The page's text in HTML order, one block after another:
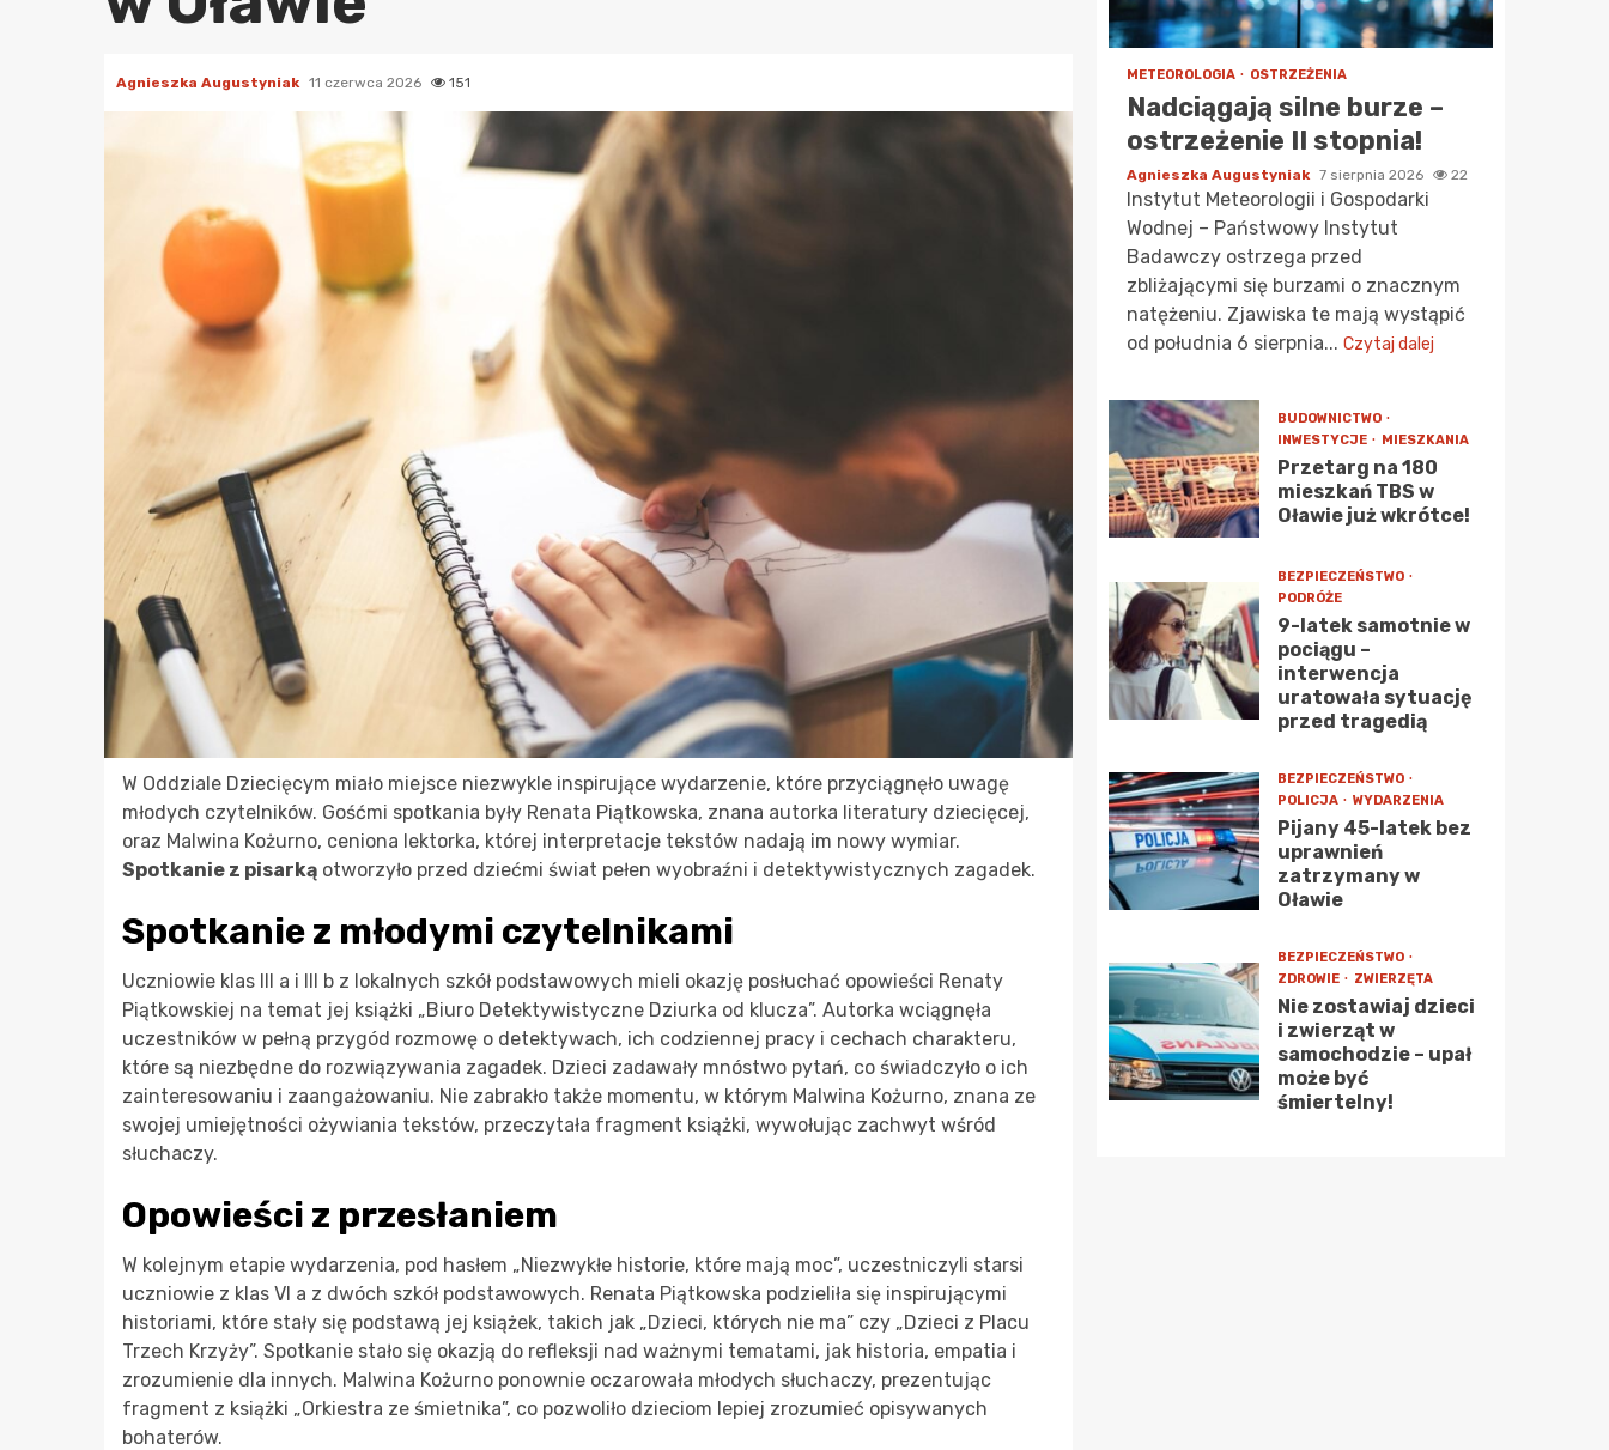
Agnieszka Augustyniak 11 czerwca 2026 151
W Oddziale Dziecięcym miało miejsce niezwykle inspirujące wydarzenie, które przyciągnęło uwagę
młodych czytelników. Gośćmi spotkania były Renata Piątkowska, znana autorka literatury dziecięcej,
oraz Malwina Kożurno, ceniona lektorka, której interpretacje tekstów nadają im nowy wymiar.
Spotkanie z pisarką otworzyło przed dziećmi świat pełen wyobraźni i detektywistycznych zagadek.
Spotkanie z młodymi czytelnikami
Uczniowie klas III a i III b z lokalnych szkół podstawowych mieli okazję posłuchać opowieści Renaty
Piątkowskiej na temat jej książki „Biuro Detektywistyczne Dziurka od klucza”. Autorka wciągnęła
uczestników w pełną przygód rozmowę o detektywach, ich codziennej pracy i cechach charakteru,
które są niezbędne do rozwiązywania zagadek. Dzieci zadawały mnóstwo pytań, co świadczyło o ich
zainteresowaniu i zaangażowaniu. Nie zabrakło także momentu, w którym Malwina Kożurno, znana ze
swojej umiejętności ożywiania tekstów, przeczytała fragment książki, wywołując zachwyt wśród
słuchaczy.
Opowieści z przesłaniem
W kolejnym etapie wydarzenia, pod hasłem „Niezwykłe historie, które mają moc”, uczestniczyli starsi
uczniowie z klas VI a z dwóch szkół podstawowych. Renata Piątkowska podzieliła się inspirującymi
historiami, które stały się podstawą jej książek, takich jak „Dzieci, których nie ma” czy „Dzieci z Placu
Trzech Krzyży”. Spotkanie stało się okazją do refleksji nad ważnymi tematami, jak historia, empatia i
zrozumienie dla innych. Malwina Kożurno ponownie oczarowała młodych słuchaczy, prezentując
fragment z książki „Orkiestra ze śmietnika”, co pozwoliło dzieciom lepiej zrozumieć opisywanych
bohaterów.
METEOROLOGIA OSTRZEŻENIA
Nadciągają silne burze –
ostrzeżenie II stopnia!
Agnieszka Augustyniak 7 sierpnia 2026 22
Instytut Meteorologii i Gospodarki
Wodnej – Państwowy Instytut
Badawczy ostrzega przed
zbliżającymi się burzami o znacznym
natężeniu. Zjawiska te mają wystąpić
od południa 6 sierpnia... Czytaj dalej
BUDOWNICTWO
INWESTYCJE
MIESZKANIA
Przetarg na 180
mieszkań TBS w
Oławie już wkrótce!
BEZPIECZEŃSTWO
PODRÓŻE
9-latek samotnie w
pociągu –
interwencja
uratowała sytuację
przed tragedią
BEZPIECZEŃSTWO
POLICJA
WYDARZENIA
Pijany 45-latek bez
uprawnień
zatrzymany w
Oławie
BEZPIECZEŃSTWO
ZDROWIE
ZWIERZĘTA
Nie zostawiaj dzieci
i zwierząt w
samochodzie – upał
może być
śmiertelny!